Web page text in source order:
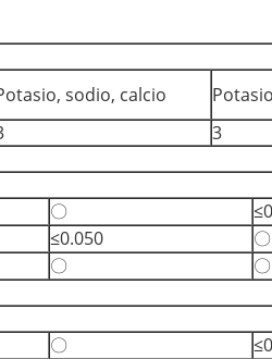
sodio, calcio
3
〇
≤0.050
〇
〇 〇
〇